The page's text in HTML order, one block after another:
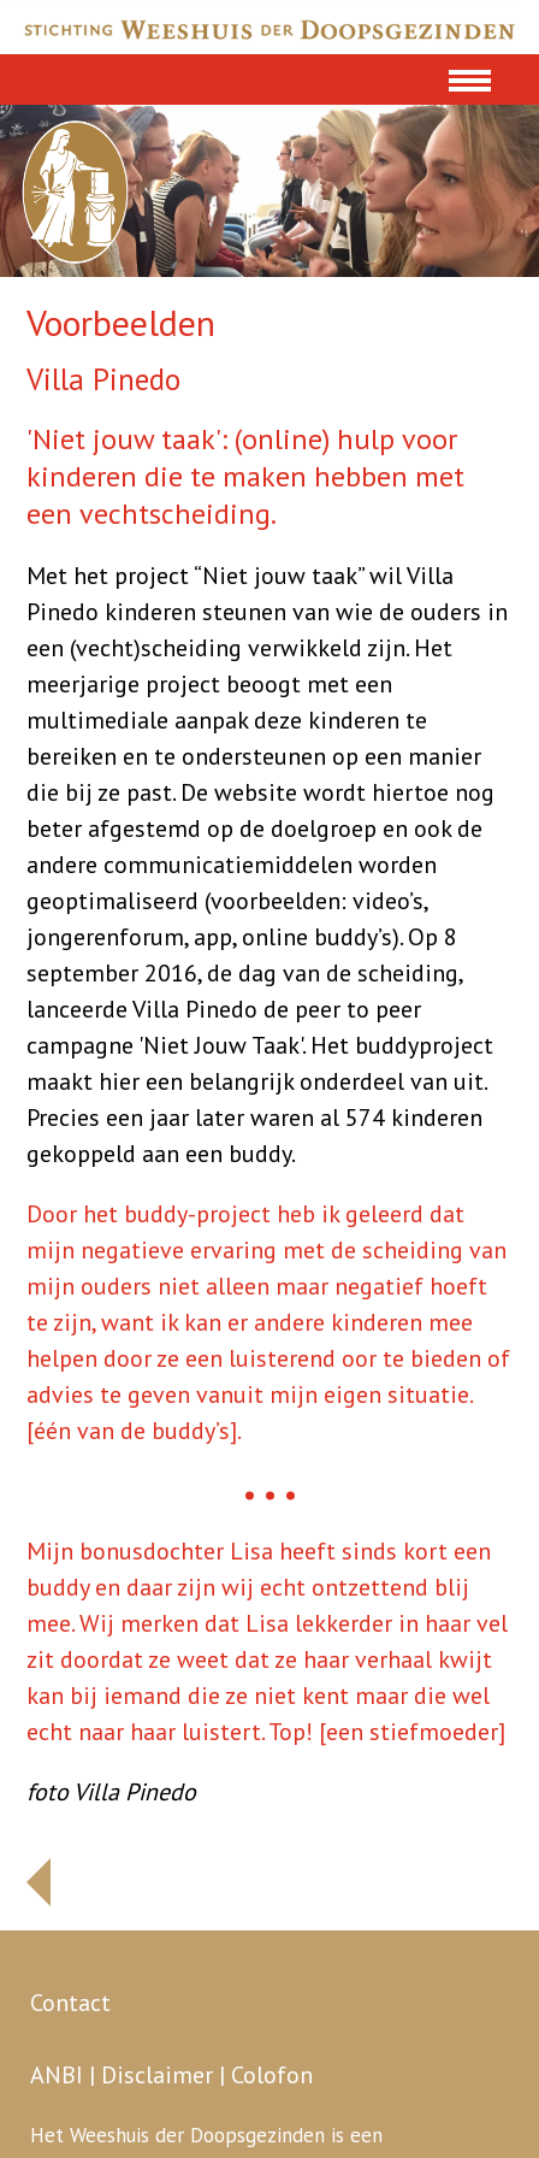
Voorbeelden
Villa Pinedo
'Niet jouw taak': (online) hulp voor
kinderen die te maken hebben met
een vechtscheiding.
Met het project “Niet jouw taak” wil Villa
Pinedo kinderen steunen van wie de ouders in
een (vecht)scheiding verwikkeld zijn. Het
meerjarige project beoogt met een
multimediale aanpak deze kinderen te
bereiken en te ondersteunen op een manier
die bij ze past. De website wordt hiertoe nog
beter afgestemd op de doelgroep en ook de
andere communicatiemiddelen worden
geoptimaliseerd (voorbeelden: video’s,
jongerenforum, app, online buddy’s). Op 8
september 2016, de dag van de scheiding,
lanceerde Villa Pinedo de peer to peer
campagne 'Niet Jouw Taak'. Het buddyproject
maakt hier een belangrijk onderdeel van uit.
Precies een jaar later waren al 574 kinderen
gekoppeld aan een buddy.
Door het buddy-project heb ik geleerd dat
mijn negatieve ervaring met de scheiding van
mijn ouders niet alleen maar negatief hoeft
te zijn, want ik kan er andere kinderen mee
helpen door ze een luisterend oor te bieden of
advies te geven vanuit mijn eigen situatie.
[één van de buddy’s]....
Mijn bonusdochter Lisa heeft sinds kort een
buddy en daar zijn wij echt ontzettend blij
mee. Wij merken dat Lisa lekkerder in haar vel
zit doordat ze weet dat ze haar verhaal kwijt
kan bij iemand die ze niet kent maar die wel
echt naar haar luistert. Top! [een stiefmoeder]
foto Villa Pinedo
Contact
ANBI | Disclaimer | Colofon
Het Weeshuis der Doopsgezinden is een